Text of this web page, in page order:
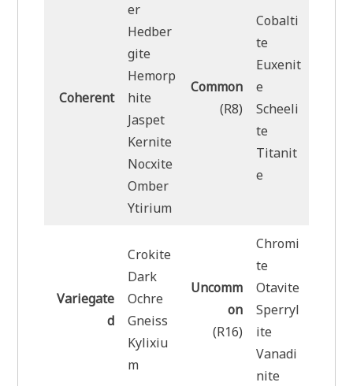
Coherent
er
Hedber
gite
Hemorp
hite
Jaspet
Kernite
Nocxite
Omber
Ytirium
Common
(R8)
Cobalti
te
Euxenit
e
Scheeli
te
Titanit
e
Variegate
d
Crokite
Dark
Ochre
Gneiss
Kylixiu
m
Uncomm
on
(R16)
Chromi
te
Otavite
Sperryl
ite
Vanadi
nite